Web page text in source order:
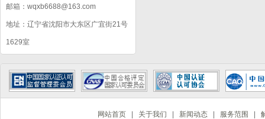
邮箱：wqxb6688@163.com
地址：辽宁省沈阳市大东区广宜街21号
1629室
网站首页 关于我们 新闻动态 服务范围 |